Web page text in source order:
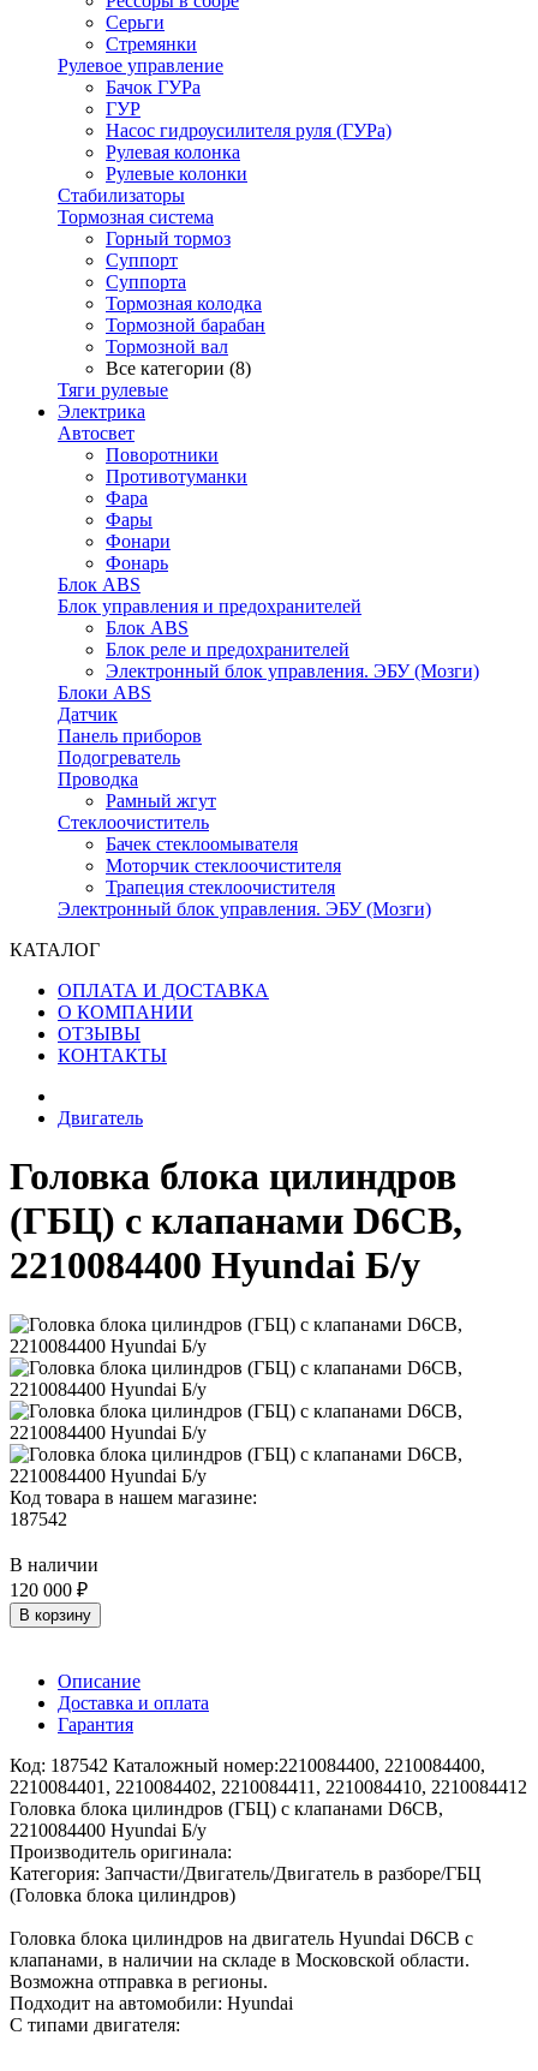
Серьги
Стремянки
Рулевое управление
Бачок ГУРа
ГУР
Насос гидроусилителя руля (ГУРа)
Рулевая колонка
Рулевые колонки
Стабилизаторы
Тормозная система
Горный тормоз
Суппорт
Суппорта
Тормозная колодка
Тормозной барабан
Тормозной вал
Все категории (8)
Тяги рулевые
Электрика
Автосвет
Поворотники
Противотуманки
Фара
Фары
Фонари
Фонарь
Блок ABS
Блок управления и предохранителей
Блок ABS
Блок реле и предохранителей
Электронный блок управления. ЭБУ (Мозги)
Блоки ABS
Датчик
Панель приборов
Подогреватель
Проводка
Рамный жгут
Стеклоочиститель
Бачек стеклоомывателя
Моторчик стеклоочистителя
Трапеция стеклоочистителя
Электронный блок управления. ЭБУ (Мозги)
КАТАЛОГ
ОПЛАТА И ДОСТАВКА
О КОМПАНИИ
ОТЗЫВЫ
КОНТАКТЫ
Двигатель
Головка блока цилиндров
(ГБЦ) с клапанами D6CB,
2210084400 Hyundai Б/у
Код товара в нашем магазине:
187542
В наличии
120 000 ₽
В корзину
Описание
Доставка и оплата
Гарантия
Код: 187542 Каталожный номер:2210084400, 2210084400,
2210084401, 2210084402, 2210084411, 2210084410, 2210084412
Головка блока цилиндров (ГБЦ) с клапанами D6CB,
2210084400 Hyundai Б/у
Производитель оригинала:
Категория: Запчасти/Двигатель/Двигатель в разборе/ГБЦ
(Головка блока цилиндров)
Головка блока цилиндров на двигатель Hyundai D6CB с
клапанами, в наличии на складе в Московской области.
Возможна отправка в регионы.
Подходит на автомобили: Hyundai
С типами двигателя: